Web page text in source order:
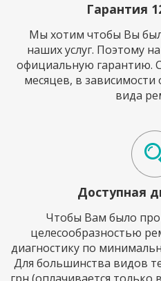
Гарантия
Мы хотим чтобы Вы
наших услуг. Поэтому
официальную гарантию.
месяцев, в зависимости
вида
Доступная
Чтобы Вам было
целесообразностью
диагностику по
Для большинства видов